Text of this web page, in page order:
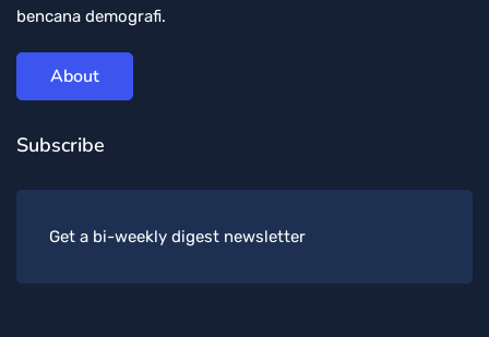
bencana demografi.
About
Subscribe
Get a bi-weekly digest newsletter